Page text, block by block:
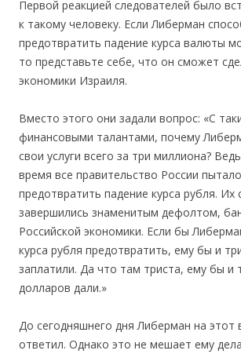
Первой реакцией следователей было
к такому человеку. Если Либерман
предотвратить падение курса валюты
то представьте себе, что он сможет
экономики Израиля.
Вместо этого они задали вопрос: «С
финансовыми талантами, почему
свои услуги всего за три миллиона?
время все правительство России
предотвратить падение курса рубля. Их
завершились знаменитым дефолтом,
Российской экономики. Если бы
курса рубля предотвратить, ему бы и
заплатили. Да что там триста, ему бы и
долларов дали.»
До сегодняшнего дня Либерман на этот
ответил. Однако это не мешает ему